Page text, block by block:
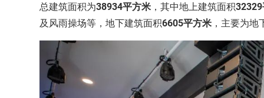
总建筑面积为38934平方米 ，其中地上建筑面积
及风雨操场等，地下建筑面积6605平方米 ，主要为